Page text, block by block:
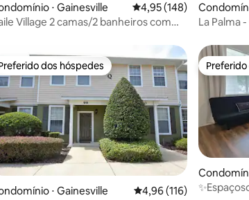
média de 5, 118 avaliações
⋅ Gainesville 4,95 de uma avaliação
4,95 (148)
Village 2 camas/2 banheiros com
La Palma
dos hóspedes
dos hóspedes
⋅ Gainesville 4,96 de uma avaliação
4,96 (116)